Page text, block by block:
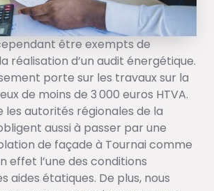
être exempts de
réalisation d’un audit énergétique.
porte sur les travaux sur la
de moins de 3 000 euros HTVA.
les autorités régionales de la
aussi à passer par une
de façade à Tournai comme
effet l’une des conditions
aides étatiques. De plus, nous